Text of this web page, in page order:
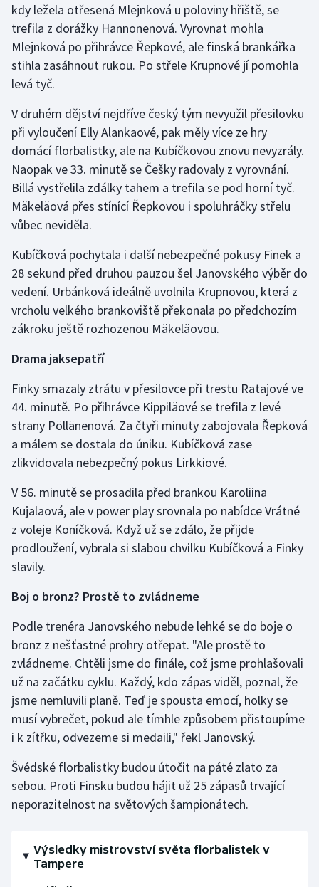
Plavání
Plážový volejbal
Ragby
Rychlobruslení
Rychlostní kanoistika
Short track
Sportovní střelba
Stolní tenis
Triatlon
Veslování
Vodní slalom
Volejbal
Ostatní
kdy ležela otřesená Mlejnková u poloviny hřiště, se
trefila z dorážky Hannonenová. Vyrovnat mohla
Mlejnková po přihrávce Řepkové, ale finská brankářka
stihla zasáhnout rukou. Po střele Krupnové jí pomohla
levá tyč.
V druhém dějství nejdříve český tým nevyužil přesilovku
při vyloučení Elly Alankaové, pak měly více ze hry
domácí florbalistky, ale na Kubíčkovou znovu nevyzrály.
Naopak ve 33. minutě se Češky radovaly z vyrovnání.
Billá vystřelila zdálky tahem a trefila se pod horní tyč.
Mäkeläová přes stínící Řepkovou i spoluhráčky střelu
vůbec neviděla.
Kubíčková pochytala i další nebezpečné pokusy Finek a
28 sekund před druhou pauzou šel Janovského výběr do
vedení. Urbánková ideálně uvolnila Krupnovou, která z
vrcholu velkého brankoviště překonala po předchozím
zákroku ještě rozhozenou Mäkeläovou.
Drama jaksepatří
Finky smazaly ztrátu v přesilovce při trestu Ratajové ve
44. minutě. Po přihrávce Kippiläové se trefila z levé
strany Pöllänenová. Za čtyři minuty zabojovala Řepková
a málem se dostala do úniku. Kubíčková zase
zlikvidovala nebezpečný pokus Lirkkiové.
V 56. minutě se prosadila před brankou Karoliina
Kujalaová, ale v power play srovnala po nabídce Vrátné
z voleje Koníčková. Když už se zdálo, že přijde
prodloužení, vybrala si slabou chvilku Kubíčková a Finky
slavily.
Boj o bronz? Prostě to zvládneme
Podle trenéra Janovského nebude lehké se do boje o
bronz z nešťastné prohry otřepat. "Ale prostě to
zvládneme. Chtěli jsme do finále, což jsme prohlašovali
už na začátku cyklu. Každý, kdo zápas viděl, poznal, že
jsme nemluvili planě. Teď je spousta emocí, holky se
musí vybrečet, pokud ale tímhle způsobem přistoupíme
i k zítřku, odvezeme si medaili," řekl Janovský.
Švédské florbalistky budou útočit na páté zlato za
sebou. Proti Finsku budou hájit už 25 zápasů trvající
neporazitelnost na světových šampionátech.
Výsledky mistrovství světa florbalistek v
Tampere